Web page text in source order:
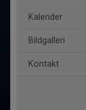
Kalender
Bildgalleri
Kontakt